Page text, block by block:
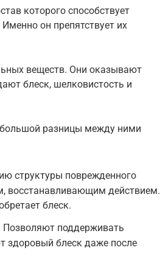
которого способствует
он препятствует их
веществ. Они оказывают
блеск, шелковистость и
большой разницы между ними
структуры поврежденного
действием.
блеск.
Позволяют поддерживать
здоровый блеск даже после